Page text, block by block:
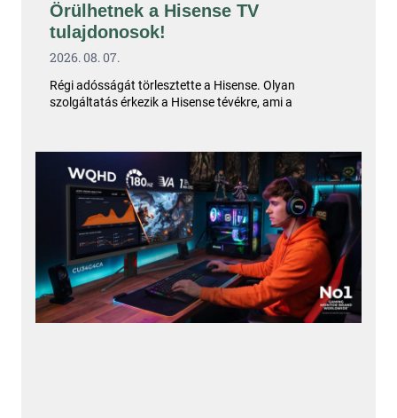
Örülhetnek a Hisense TV
tulajdonosok!
2026. 08. 07.
Régi adósságát törlesztette a Hisense. Olyan
szolgáltatás érkezik a Hisense tévékre, ami a